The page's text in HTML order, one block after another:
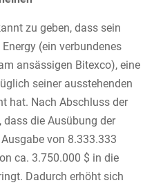
zu geben, dass sein
(ein verbundenes
ansässigen Bitexco), eine
seiner ausstehenden
hat. Nach Abschluss der
die Ausübung der
von 8.333.333
ca. 3.750.000 $ in die
Dadurch erhöht sich